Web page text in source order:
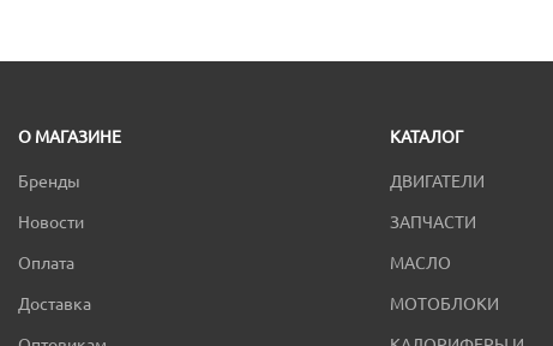
О МАГАЗИНЕ
Бренды
Новости
Оплата
Доставка
КАТАЛОГ
ДВИГАТЕЛИ
ЗАПЧАСТИ
МАСЛО
МОТОБЛОКИ